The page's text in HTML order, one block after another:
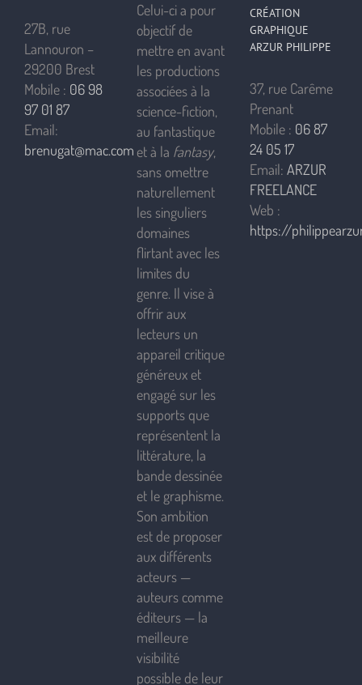
27B, rue
Lannouron –
29200 Brest
Mobile : 06 98
97 01 87
Email:
brenugat@mac.com
Celui-ci a pour
objectif de
mettre en avant
les productions
associées à la
science-fiction,
au fantastique
et à la fantasy,
sans omettre
naturellement
les singuliers
domaines
flirtant avec les
limites du
genre. Il vise à
offrir aux
lecteurs un
appareil critique
généreux et
engagé sur les
supports que
représentent la
littérature, la
bande dessinée
et le graphisme.
Son ambition
est de proposer
aux différents
acteurs —
auteurs comme
éditeurs — la
meilleure
visibilité
possible de leur
CRÉATION
GRAPHIQUE
ARZUR PHILIPPE
37, rue Carême
Prenant
Mobile : 06 87
24 05 17
Email: ARZUR
FREELANCE
Web :
https://